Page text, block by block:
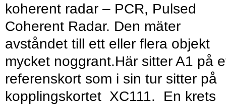
koherent radar – PCR, Pulsed
Coherent Radar. Den mäter
avståndet till ett eller flera objekt
mycket noggrant.Här sitter A1 på
referenskort som i sin tur sitter på
kopplingskortet XC111. En krets